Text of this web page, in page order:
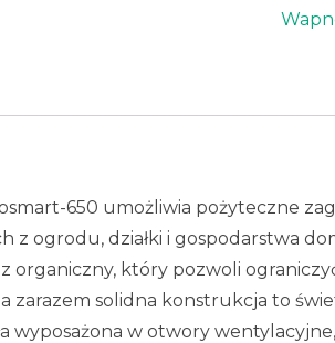
650 umożliwia pożyteczne
z ogrodu, działki i gospodarstwa
organiczny, który pozwoli
zarazem solidna konstrukcja to
wyposażona w otwory